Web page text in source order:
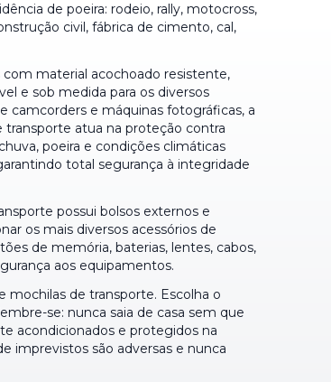
de poeira: rodeio, rally, motocross,
civil, fábrica de cimento, cal,
com material acochoado resistente,
e sob medida para os diversos
camcorders e máquinas fotográficas, a
transporte atua na proteção contra
poeira e condições climáticas
total segurança à integridade
possui bolsos externos e
os mais diversos acessórios de
de memória, baterias, lentes, cabos,
aos equipamentos.
mochilas de transporte. Escolha o
se: nunca saia de casa sem que
acondicionados e protegidos na
imprevistos são adversas e nunca